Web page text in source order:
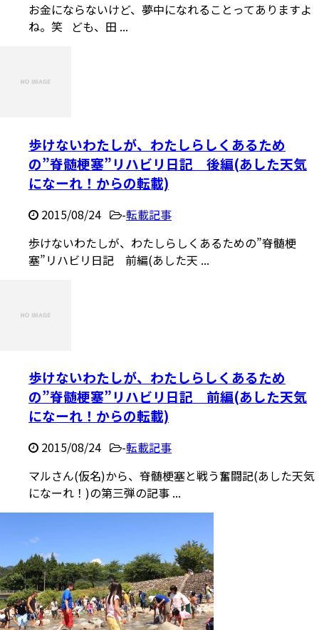
お金にならないけど、夢中になれることってありますよ
ね。笑 ども、田 ...
歩けないわたしが、わたしらしくあるため
の”脊髄梗塞”リハビリ日記 後編(あした天気
になーれ！からの転載)
2015/08/24 -転載記事
歩けないわたしが、わたしらしくあるための”脊髄梗
塞”リハビリ日記 前編(あした天 ...
歩けないわたしが、わたしらしくあるため
の”脊髄梗塞”リハビリ日記 前編(あした天気
になーれ！からの転載)
2015/08/24 -転載記事
マルさん(仮名)から、脊髄梗塞と戦う奮闘記(あした天気
になーれ！)の第三弾の記事 ...